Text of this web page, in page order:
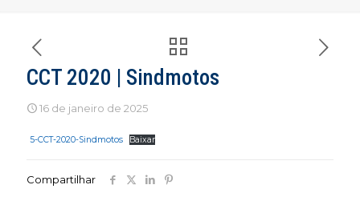
CCT 2020 | Sindmotos
16 de janeiro de 2025
5-CCT-2020-Sindmotos Baixar
Compartilhar